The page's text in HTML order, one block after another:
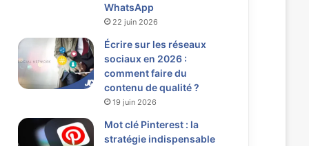
WhatsApp
22 juin 2026
Écrire sur les réseaux
sociaux en 2026 :
comment faire du
contenu de qualité ?
19 juin 2026
Mot clé Pinterest : la
stratégie indispensable